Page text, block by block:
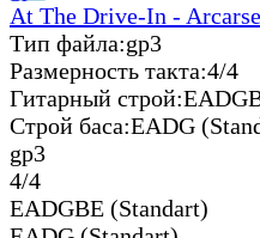
At The Drive-In -
Тип файла:gp3
Размерность такта:4/4
Гитарный строй:
Строй баса:EADG
gp3
4/4
EADGBE (Standart)